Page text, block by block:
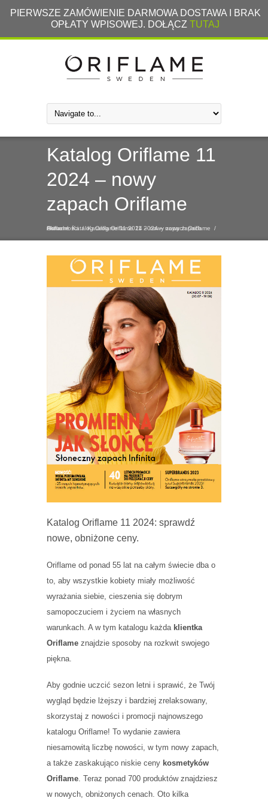
PIERWSZE ZAMÓWIENIE DARMOWA DOSTAWA I BRAK
OPŁATY WPISOWEJ. DOŁĄCZ TUTAJ
Katalog Oriflame 11
2024 – nowy
zapach Oriflame
Home / Katalog Oriflame 11 2024 – nowy zapach Oriflame /
Aktualności /
Katalog Oriflame 11 2024 – nowy zapach Oriflame
Katalog Oriflame 11 2024: sprawdź
nowe, obniżone ceny.
Oriflame od ponad 55 lat na całym świecie dba o
to, aby wszystkie kobiety miały możliwość
wyrażania siebie, cieszenia się dobrym
samopoczuciem i życiem na własnych
warunkach. A w tym katalogu każda klientka
Oriflame znajdzie sposoby na rozkwit swojego
piękna.
Aby godnie uczcić sezon letni i sprawić, że Twój
wygląd będzie lżejszy i bardziej zrelaksowany,
skorzystaj z nowości i promocji najnowszego
katalogu Oriflame! To wydanie zawiera
niesamowitą liczbę nowości, w tym nowy zapach,
a także zaskakująco niskie ceny kosmetyków
Oriflame . Teraz ponad 700 produktów znajdziesz
w nowych, obniżonych cenach. Oto kilka